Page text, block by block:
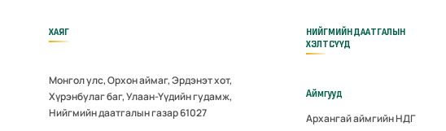
ХАЯГ
Монгол улс, Орхон аймаг, Эрдэнэт хот,
Хүрэнбулаг баг, Улаан-Үүдийн гудамж,
Нийгмийн даатгалын газар 61027
НИЙГМИЙН ДААТГАЛЫН
ХЭЛТСҮҮД
Аймгууд
Архангай аймгийн НДГ